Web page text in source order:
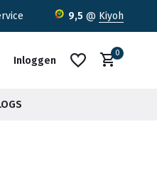
9,5 @ Kiyoh
Inloggen
0